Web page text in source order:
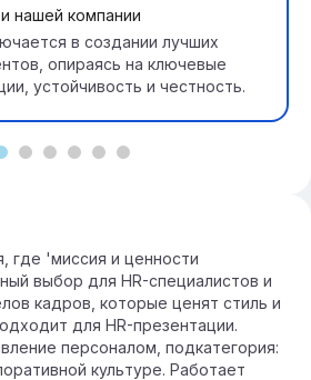
нашей компании
в создании лучших
опираясь на ключевые
устойчивость и честность.
где 'миссия и ценности
выбор для HR-специалистов и
кадров, которые ценят стиль и
для HR-презентации.
персоналом, подкатегория:
культуре. Работает